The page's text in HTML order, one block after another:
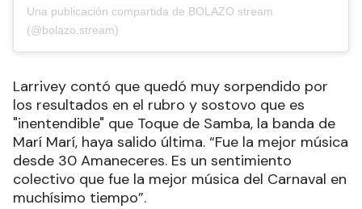
Una publicación compartida de BOLAZO stream
(@bolazo.stream)
Larrivey contó que quedó muy sorpendido por
los resultados en el rubro y sostovo que es
"inentendible" que Toque de Samba, la banda de
Marí Marí, haya salido última. “Fue la mejor música
desde 30 Amaneceres. Es un sentimiento
colectivo que fue la mejor música del Carnaval en
muchísimo tiempo”.